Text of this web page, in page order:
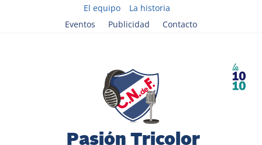
El equipo
La historia
Eventos
Publicidad Contacto